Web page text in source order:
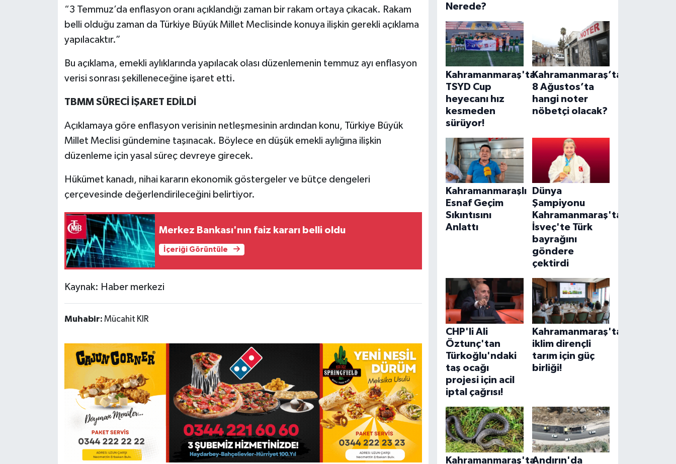
“3 Temmuz’da enflasyon oranı açıklandığı zaman bir rakam ortaya çıkacak. Rakam
belli olduğu zaman da Türkiye Büyük Millet Meclisinde konuya ilişkin gerekli açıklama
yapılacaktır.”
Bu açıklama, emekli aylıklarında yapılacak olası düzenlemenin temmuz ayı enflasyon
verisi sonrası şekilleneceğine işaret etti.
TBMM SÜRECİ İŞARET EDİLDİ
Açıklamaya göre enflasyon verisinin netleşmesinin ardından konu, Türkiye Büyük
Millet Meclisi gündemine taşınacak. Böylece en düşük emekli aylığına ilişkin
düzenleme için yasal süreç devreye girecek.
Hükümet kanadı, nihai kararın ekonomik göstergeler ve bütçe dengeleri
çerçevesinde değerlendirileceğini belirtiyor.
Merkez Bankası'nın faiz kararı belli oldu
İçeriği Görüntüle
Kaynak: Haber merkezi
Muhabir: Mücahit KIR
Nerede?
Kahramanmaraş'ta
TSYD Cup
heyecanı hız
kesmeden
sürüyor!
Kahramanmaraş’ta
8 Ağustos’ta
hangi noter
nöbetçi olacak?
Kahramanmaraşlı
Esnaf Geçim
Sıkıntısını
Anlattı
Dünya
Şampiyonu
Kahramanmaraş'tan!
İsveç'te Türk
bayrağını
göndere
çektirdi
CHP'li Ali
Öztunç'tan
Türkoğlu'ndaki
taş ocağı
projesi için acil
iptal çağrısı!
Kahramanmaraş'ta
iklim dirençli
tarım için güç
birliği!
Kahramanmaraş'taAndırın'da